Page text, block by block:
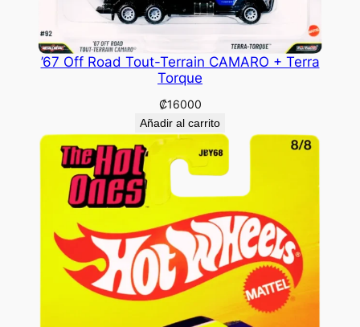
’67 Off Road Tout-Terrain CAMARO + Terra
Torque
₡16000
Añadir al carrito